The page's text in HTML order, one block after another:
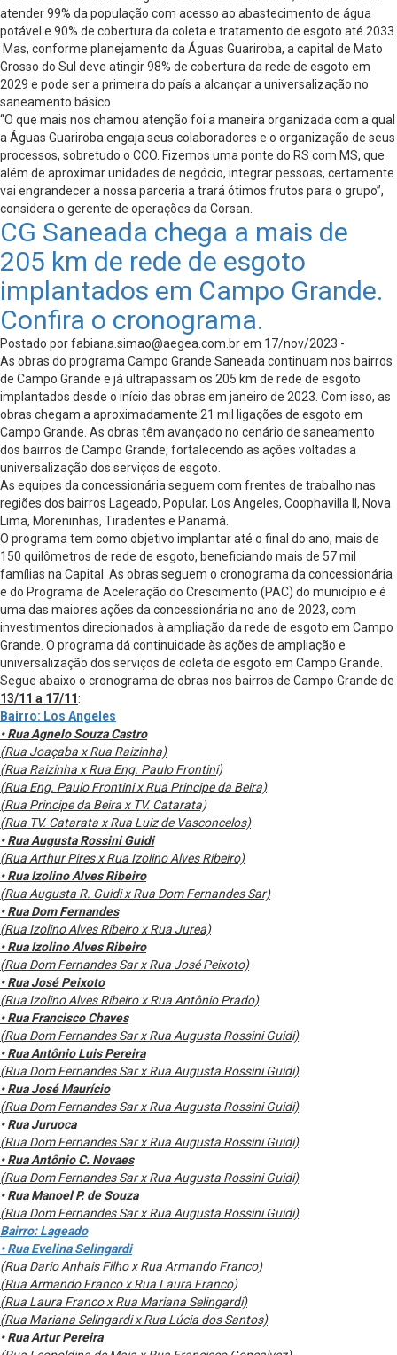
atender 99% da população com acesso ao abastecimento de água
potável e 90% de cobertura da coleta e tratamento de esgoto até 2033.
Mas, conforme planejamento da Águas Guariroba, a capital de Mato
Grosso do Sul deve atingir 98% de cobertura da rede de esgoto em
2029 e pode ser a primeira do país a alcançar a universalização no
saneamento básico.
“O que mais nos chamou atenção foi a maneira organizada com a qual
a Águas Guariroba engaja seus colaboradores e o organização de seus
processos, sobretudo o CCO. Fizemos uma ponte do RS com MS, que
além de aproximar unidades de negócio, integrar pessoas, certamente
vai engrandecer a nossa parceria a trará ótimos frutos para o grupo”,
considera o gerente de operações da Corsan.
CG Saneada chega a mais de
205 km de rede de esgoto
implantados em Campo Grande.
Confira o cronograma.
Postado porfabiana.simao@aegea.com.brem 17/nov/2023 -
As obras do programa Campo Grande Saneada continuam nos bairros
de Campo Grande e já ultrapassam os 205 km de rede de esgoto
implantados desde o início das obras em janeiro de 2023. Com isso, as
obras chegam a aproximadamente 21 mil ligações de esgoto em
Campo Grande. As obras têm avançado no cenário de saneamento
dos bairros de Campo Grande, fortalecendo as ações voltadas a
universalização dos serviços de esgoto.
As equipes da concessionária seguem com frentes de trabalho nas
regiões dos bairros Lageado, Popular, Los Angeles, Coophavilla II, Nova
Lima, Moreninhas, Tiradentes e Panamá.
O programa tem como objetivo implantar até o final do ano, mais de
150 quilômetros de rede de esgoto, beneficiando mais de 57 mil
famílias na Capital. As obras seguem o cronograma da concessionária
e do Programa de Aceleração do Crescimento (PAC) do município e é
uma das maiores ações da concessionária no ano de 2023, com
investimentos direcionados à ampliação da rede de esgoto em Campo
Grande. O programa dá continuidade às ações de ampliação e
universalização dos serviços de coleta de esgoto em Campo Grande.
Segue abaixo o cronograma de obras nos bairros de Campo Grande de
13/11 a 17/11 :
Bairro: Los Angeles
• Rua Agnelo Souza Castro
(Rua Joaçaba x Rua Raizinha)
(Rua Raizinha x Rua Eng. Paulo Frontini)
(Rua Eng. Paulo Frontini x Rua Principe da Beira)
(Rua Principe da Beira x TV. Catarata)
(Rua TV. Catarata x Rua Luiz de Vasconcelos)
• Rua Augusta Rossini Guidi
(Rua Arthur Pires x Rua Izolino Alves Ribeiro)
• Rua Izolino Alves Ribeiro
(Rua Augusta R. Guidi x Rua Dom Fernandes Sar)
• Rua Dom Fernandes
(Rua Izolino Alves Ribeiro x Rua Jurea)
• Rua Izolino Alves Ribeiro
(Rua Dom Fernandes Sar x Rua José Peixoto)
• Rua José Peixoto
(Rua Izolino Alves Ribeiro x Rua Antônio Prado)
• Rua Francisco Chaves
(Rua Dom Fernandes Sar x Rua Augusta Rossini Guidi)
• Rua Antônio Luis Pereira
(Rua Dom Fernandes Sar x Rua Augusta Rossini Guidi)
• Rua José Maurício
(Rua Dom Fernandes Sar x Rua Augusta Rossini Guidi)
• Rua Juruoca
(Rua Dom Fernandes Sar x Rua Augusta Rossini Guidi)
• Rua Antônio C. Novaes
(Rua Dom Fernandes Sar x Rua Augusta Rossini Guidi)
• Rua Manoel P. de Souza
(Rua Dom Fernandes Sar x Rua Augusta Rossini Guidi)
Bairro: Lageado
• Rua Evelina Selingardi
(Rua Dario Anhais Filho x Rua Armando Franco)
(Rua Armando Franco x Rua Laura Franco)
(Rua Laura Franco x Rua Mariana Selingardi)
(Rua Mariana Selingardi x Rua Lúcia dos Santos)
• Rua Artur Pereira